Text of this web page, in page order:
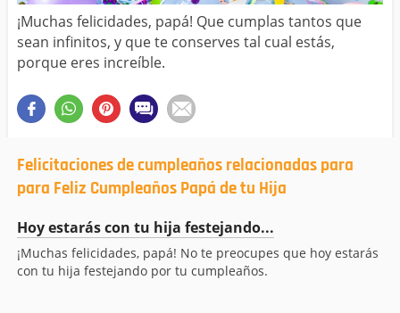
¡Muchas felicidades, papá! Que cumplas tantos que
sean infinitos, y que te conserves tal cual estás,
porque eres increíble.
Felicitaciones de cumpleaños relacionadas para
para Feliz Cumpleaños Papá de tu Hija
Hoy estarás con tu hija festejando...
¡Muchas felicidades, papá! No te preocupes que hoy estarás
con tu hija festejando por tu cumpleaños.